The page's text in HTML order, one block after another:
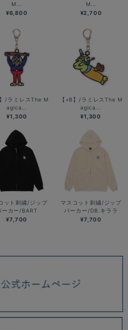
M...
¥6,800
M...
¥2,700
】/ラミレスThe M
agica...
¥1,300
【+B】/ラミレスThe M
agica...
¥1,300
ット刺繍/ジップ
ーカー/BART
¥7,700
マスコット刺繍/ジップ
パーカー/DB.キララ
¥7,700